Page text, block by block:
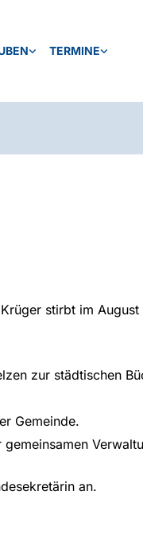
TERMINE
stirbt im
zur städtischen
Gemeinde.
an.